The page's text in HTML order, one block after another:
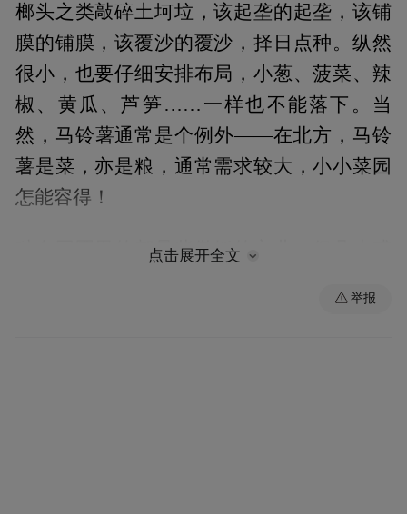
榔头之类敲碎土坷垃，该起垄的起垄，该铺
膜的铺膜，该覆沙的覆沙，择日点种。纵然
很小，也要仔细安排布局，小葱、菠菜、辣
椒、黄瓜、芦笋……一样也不能落下。当
然，马铃薯通常是个例外——在北方，马铃
薯是菜，亦是粮，通常需求较大，小小菜园
怎能容得！
种在园圃里的都是些傲娇的主儿，但凡水或
些菜要想长得好，还需要给它们搭架。西红
点击展开全文
举报